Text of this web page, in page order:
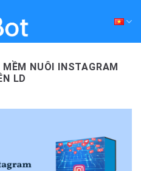
MỀM NUÔI INSTAGRAM
LD